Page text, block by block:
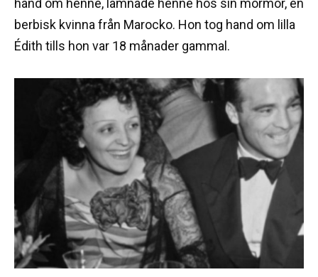
berbisk kvinna från Marocko. Hon tog hand om lilla
Édith tills hon var 18 månader gammal.